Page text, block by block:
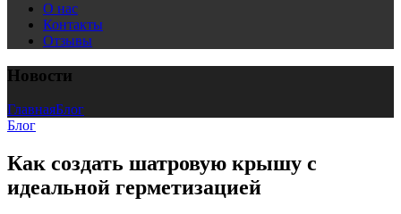
О нас
Контакты
Отзывы
Новости
ГлавнаяБлог
Блог
Как создать шатровую крышу с
идеальной герметизацией